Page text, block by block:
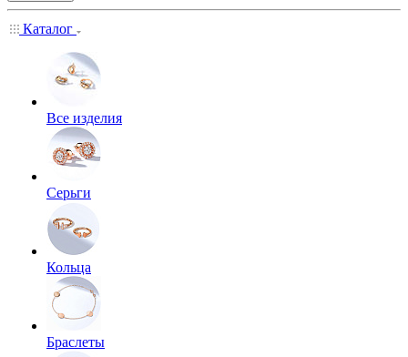
Каталог
Все изделия
Серьги
Кольца
Браслеты